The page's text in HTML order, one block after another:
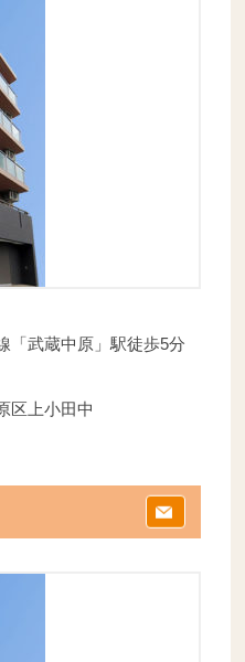
「武蔵中原」駅徒歩5分
区上小田中